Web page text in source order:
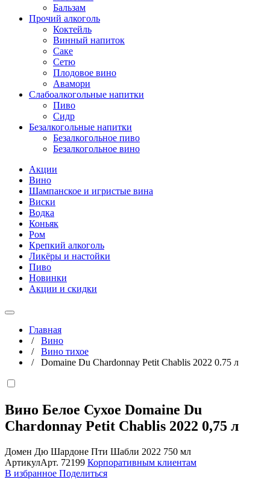
Бальзам
Прочий алкоголь
Коктейль
Винный напиток
Саке
Сетю
Плодовое вино
Авамори
Слабоалкогольные напитки
Пиво
Сидр
Безалкогольные напитки
Безалкогольное пиво
Безалкогольное вино
Акции
Вино
Шампанское и игристые вина
Виски
Водка
Коньяк
Ром
Крепкий алкоголь
Ликёры и настойки
Пиво
Новинки
Акции и скидки
Главная
/ Вино
/ Вино тихое
/ Domaine Du Chardonnay Petit Chablis 2022 0.75 л
Вино Белое Сухое Domaine Du
Chardonnay Petit Chablis 2022 0,75 л
Домен Дю Шардоне Пти Шабли 2022 750 мл
АртикулАрт. 72199 Корпоративным клиентам
В избранное Поделиться